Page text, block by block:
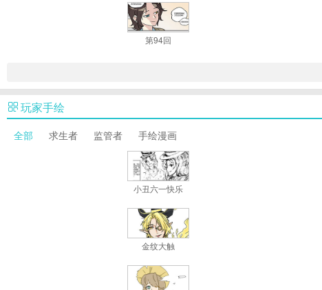
第94回
玩家手绘
全部 求生者 监管者 手绘漫画
小丑六一快乐
金纹大触